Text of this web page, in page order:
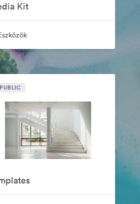
Kit
PUBLIC